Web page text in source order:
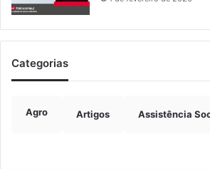
Categorias
Agro Artigos Assistência